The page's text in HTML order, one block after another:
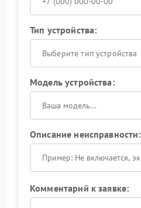
Тип устройства:
Выберите тип устройства
Модель устройства:
Описание неисправности:
Комментарий к заявке: